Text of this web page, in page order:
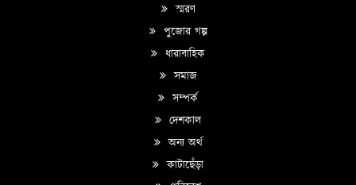
স্মরণ
পুজোর গল্প
ধারাবাহিক
সমাজ
সম্পর্ক
দেশকাল
অন্য অর্থ
কাটাছেঁড়া